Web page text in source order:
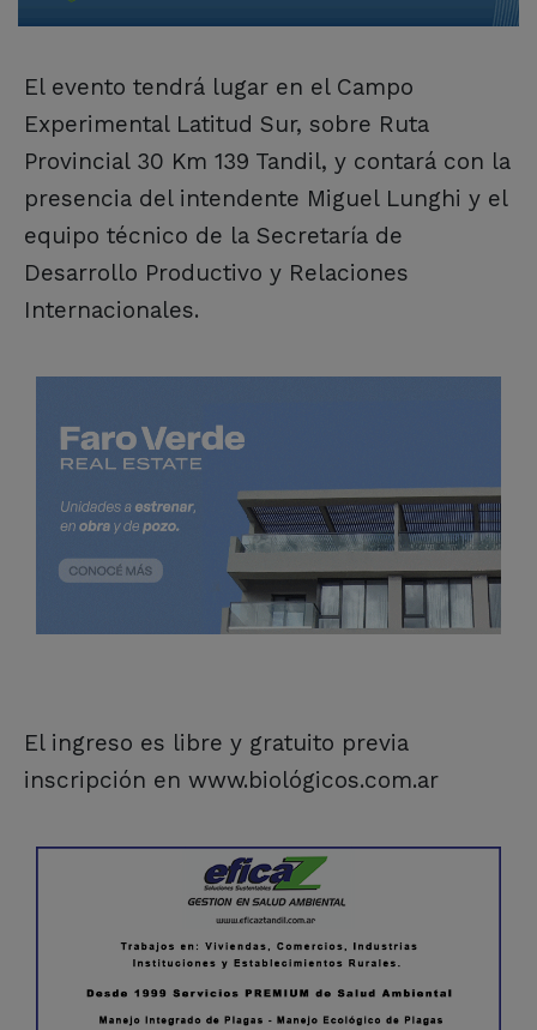
El evento tendrá lugar en el Campo
Experimental Latitud Sur, sobre Ruta
Provincial 30 Km 139 Tandil, y contará con la
presencia del intendente Miguel Lunghi y el
equipo técnico de la Secretaría de
Desarrollo Productivo y Relaciones
Internacionales.
El ingreso es libre y gratuito previa
inscripción en www.biológicos.com.ar